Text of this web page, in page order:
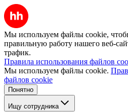
Мы используем файлы cookie,
правильную работу нашего веб-
трафик.
Правила использования файлов
Мы используем файлы cookie.
файлов cookie
Понятно
Ищу сотрудника